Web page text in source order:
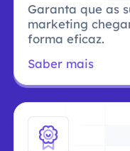
Garanta que as
marketing
forma eficaz.
Saber mais